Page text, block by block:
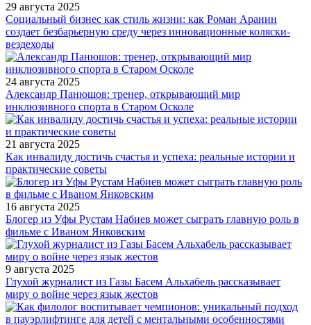
29 августа 2025
Социальный бизнес как стиль жизни: как Роман Аранин
создает безбарьерную среду через инновационные коляски-
вездеходы
24 августа 2025
Александр Панюшов: тренер, открывающий мир
инклюзивного спорта в Старом Осколе
21 августа 2025
Как инвалиду достичь счастья и успеха: реальные истории и
практические советы
16 августа 2025
Блогер из Уфы Рустам Набиев может сыграть главную роль в
фильме с Иваном Янковским
9 августа 2025
Глухой журналист из Газы Басем Альхабель рассказывает
миру о войне через язык жестов